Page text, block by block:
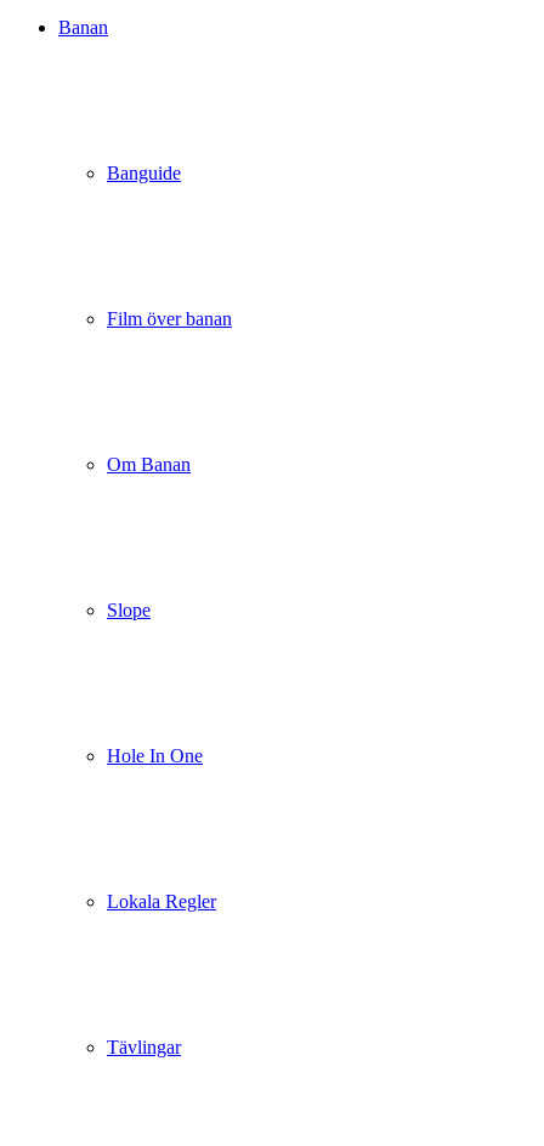
Banan
Banguide
Film över banan
Om Banan
Slope
Hole In One
Lokala Regler
Tävlingar